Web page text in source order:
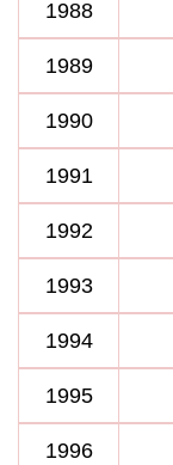
1988
1989
1990
1991
1992
1993
1994
1995
1996